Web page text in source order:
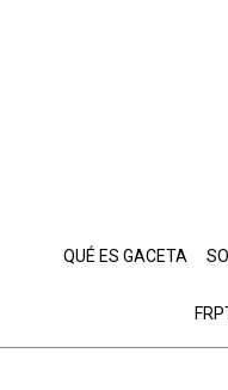
QUÉ ES GACETA